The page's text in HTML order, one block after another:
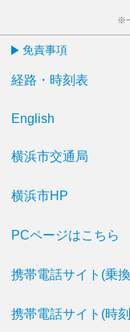
※
免責事項
経路・時刻表
English
横浜市交通局
横浜市HP
PCページはこちら
携帯電話サイト(乗
携帯電話サイト(時